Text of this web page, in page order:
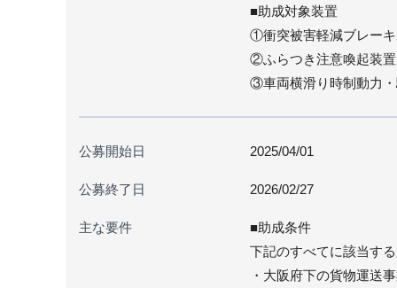
■助成対象装置
①衝突被害軽減ブレー
②ふらつき注意喚起装
③車両横滑り時制動力
公募開始日 2025/04/01
公募終了日 2026/02/27
主な要件
■助成条件
下記のすべてに該当す
・大阪府下の貨物運送